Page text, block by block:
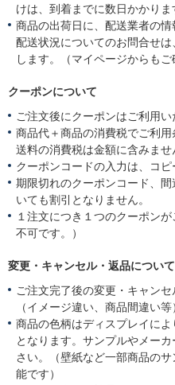
けは、到着までに数日かかりま
商品の出荷日に、配送業者の
配送状況についてのお問合せ
します。（マイページからもご
クーポンについて
ご注文後にクーポンはご利用い
商品代＋商品の消費税でご利
送料の消費税は金額に含みませ
クーポンコードの入力は、コ
期限切れのクーポンコード、
いても割引となりません。
１注文につき１つのクーポン
不可です。）
変更・キャンセル・返品について
ご注文完了後の変更・キャン
（イメージ違い、商品間違い等
商品の色柄はディスプレイに
となります。サンプルやメー
さい。（壁紙など一部商品の
能です）